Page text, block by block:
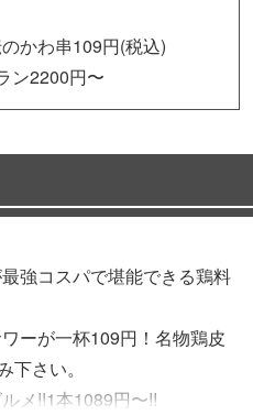
かわ串109円(税込)
ン2200円〜
強コスパで堪能できる鶏料
ーが一杯109円！名物鶏皮
さい。
メ!!1本1089円〜!!